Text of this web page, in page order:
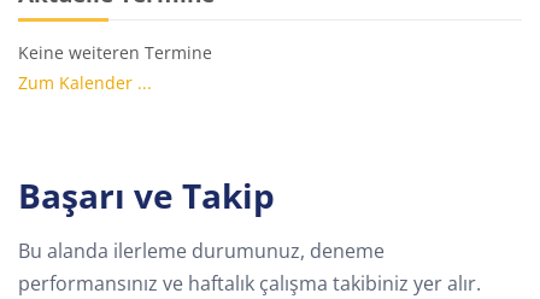
Keine weiteren Termine
Zum Kalender ...
Başarı ve Takip
Bu alanda ilerleme durumunuz, deneme
performansınız ve haftalık çalışma takibiniz yer alır.